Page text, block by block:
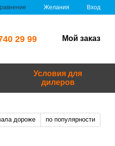
Желания Вход
29 99 Мой заказ
Условия для
дилеров
дороже по популярности